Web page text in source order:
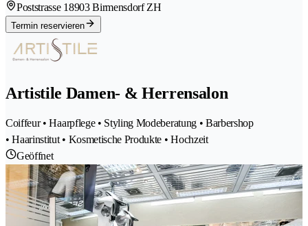
Poststrasse 18903 Birmensdorf ZH
Termin reservieren
Artistile Damen- & Herrensalon
Coiffeur • Haarpflege • Styling Modeberatung • Barbershop
• Haarinstitut • Kosmetische Produkte • Hochzeit
Geöffnet